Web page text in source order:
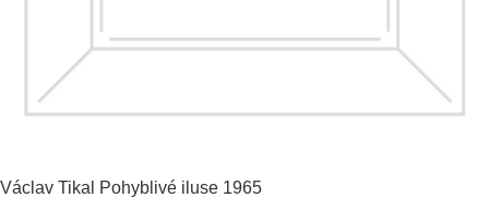
Václav Tikal Pohyblivé iluse 1965